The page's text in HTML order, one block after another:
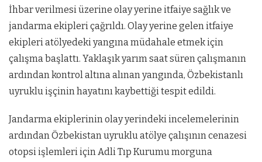
İhbar verilmesi üzerine olay yerine itfaiye sağlık ve
jandarma ekipleri çağrıldı. Olay yerine gelen itfaiye
ekipleri atölyedeki yangına müdahale etmek için
çalışma başlattı. Yaklaşık yarım saat süren çalışmanın
ardından kontrol altına alınan yangında, Özbekistanlı
uyruklu işçinin hayatını kaybettiği tespit edildi.
Jandarma ekiplerinin olay yerindeki incelemelerinin
ardından Özbekistan uyruklu atölye çalışının cenazesi
otopsi işlemleri için Adli Tıp Kurumu morguna